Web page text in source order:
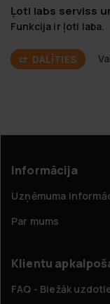
Ļoti labs serviss
Funkcija ir ļoti laba.
DALĪTIES
Informācija
Uzņēmuma
Par mums
Klientu
FAQ - Biežāk